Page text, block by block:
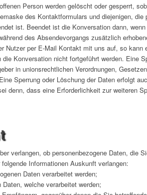
Person werden gelöscht oder gesperrt,
des Kontaktformulars und diejenigen,
ist. Beendet ist die Konversation dann,
des Absendevorgangs zusätzlich
Nutzer per E-Mail Kontakt mit uns auf, so kann
Konversation nicht fortgeführt werden. Eine
in unionsrechtlichen Verordnungen,
Sperrung oder Löschung der Daten erfolgt
denn, dass eine Erforderlichkeit zur weiteren
verlangen, ob personenbezogene Daten, die
Informationen Auskunft verlangen:
Daten verarbeitet werden;
welche verarbeitet werden;